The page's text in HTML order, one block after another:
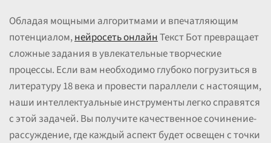
Обладая мощными алгоритмами и впечатляющим
потенциалом,нейросеть онлайнТекст Бот превращает
сложные задания в увлекательные творческие
процессы. Если вам необходимо глубоко погрузиться в
литературу 18 века и провести параллели с настоящим,
наши интеллектуальные инструменты легко справятся
с этой задачей. Вы получите качественное сочинение-
рассуждение, где каждый аспект будет освещен с точки